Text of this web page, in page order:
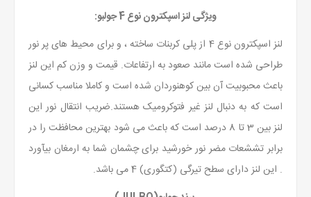
ویژگی لنز اسپکترون نوع 4 جولبو:
لنز اسپکترون نوع 4 از پلی کربنات ساخته ، و برای محیط های پر نور
طراحی شده است مانند صعود به ارتفاعات. قیمت و وزن کم این لنز
باعث محبوبیت آن بین کوهنوردان شده است و کاملا مناسب کسانی
است که به دنبال لنز غیر فتوکرومیک هستند.ضریب انتقال نور این
لنز بین 3 تا 8 درصد است که باعث می شود بهترین محافظت را در
برابر تششعات مضر نور خورشید برای چشمان شما به ارمغان بیآورد
. این لنز دارای سطح تیرگی (کتگوری) 4 می باشد.